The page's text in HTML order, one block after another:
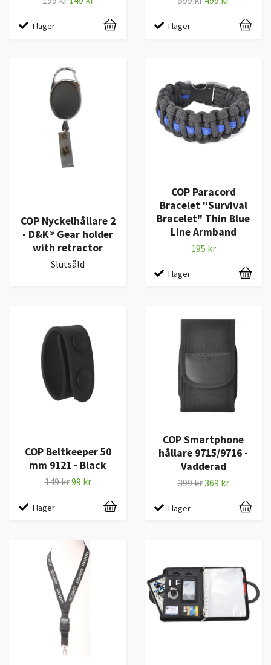
I lager I lager
COP Nyckelhållare 2
- D&K® Gear holder
with retractor
Slutsåld
COP Paracord
Bracelet "Survival
Bracelet" Thin Blue
Line Armband
195 kr
I lager
COP Beltkeeper 50
mm 9121 - Black
149 kr99 kr
I lager
COP Smartphone
hållare 9715/9716 -
Vadderad
399 kr369 kr
I lager